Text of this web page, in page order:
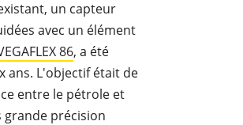
un capteur
avec un élément
86, a été
ans. L'objectif était de
entre le pétrole et
grande précision